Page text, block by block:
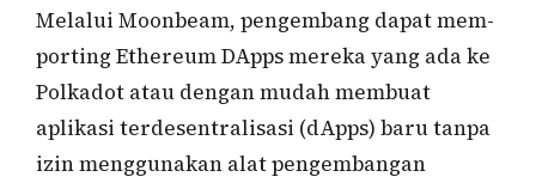
Melalui Moonbeam, pengembang dapat mem-
porting Ethereum DApps mereka yang ada ke
Polkadot atau dengan mudah membuat
aplikasi terdesentralisasi (dApps) baru tanpa
izin menggunakan alat pengembangan